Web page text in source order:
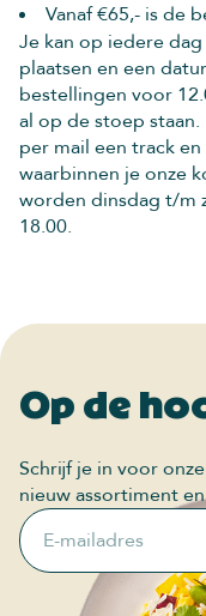
Vanaf €65,- is de
Je kan op iedere
plaatsen en een
bestellingen voor
al op de stoep
per mail een track
waarbinnen je onze
worden dinsdag t/m
18.00.
Op de
Schrijf je in voor
nieuw assortiment
E-mailadres